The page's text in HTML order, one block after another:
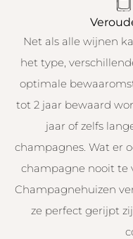
Net als alle wijnen
het type,
optimale
tot 2 jaar bewaard
jaar of zelfs
champagnes. Wat er
champagne nooit te
Champagnehuizen
ze perfect gerijpt